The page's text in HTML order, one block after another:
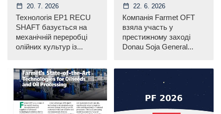
20. 7. 2026
Технологія EP1 RECU
SHAFT базується на
механічній переробці
олійних культур із...
22. 6. 2026
Компанія Farmet OFT
взяла участь у
престижному заході
Donau Soja General...